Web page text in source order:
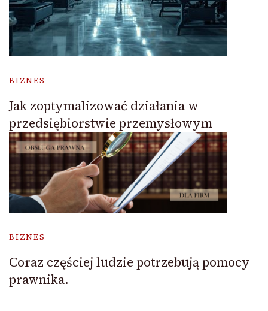
BIZNES
Jak zoptymalizować działania w
przedsiębiorstwie przemysłowym
BIZNES
Coraz częściej ludzie potrzebują pomocy
prawnika.